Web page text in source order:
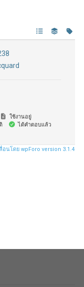
ใช้งานอยู่
ได้คำตอบแล้ว
อนโดย wpForo version 3.1.4